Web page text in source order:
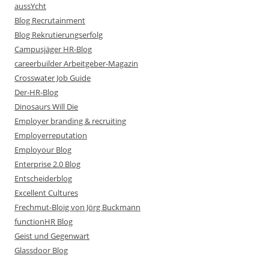
aussYcht
Blog Recrutainment
Blog Rekrutierungserfolg
Campusjäger HR-Blog
careerbuilder Arbeitgeber-Magazin
Crosswater Job Guide
Der-HR-Blog
Dinosaurs Will Die
Employer branding & recruiting
Employerreputation
Employour Blog
Enterprise 2.0 Blog
Entscheiderblog
Excellent Cultures
Frechmut-Bloig von Jörg Buckmann
functionHR Blog
Geist und Gegenwart
Glassdoor Blog